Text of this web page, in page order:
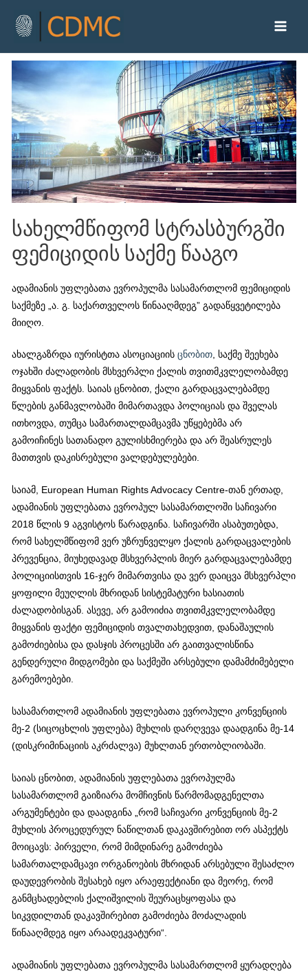
სახელმწიფომ სტრასბურგში
ფემიციდის საქმე წააგო
ადამიანის უფლებათა ევროპულმა სასამართლომ ფემიციდის
საქმეზე „ა. გ. საქართველოს წინააღმდეგ” გადაწყვეტილება
მიიღო.
ახალგაზრდა იურისტთა ასოციაციისცნობით, საქმე შეეხება
ოჯახში ძალადობის მსხვერპლი ქალის თვითმკვლელობამდე
მიყვანის ფაქტს. საიას ცნობით, ქალი გარდაცვალებამდე
წლების განმავლობაში მიმართავდა პოლიციას და შველას
ითხოვდა, თუმცა სამართალდამცავმა უწყებებმა არ
გამოიჩინეს სათანადო გულისხმიერება და არ შეასრულეს
მათთვის დაკისრებული ვალდებულებები.
საიამ, European Human Rights Advocacy Centre-თან ერთად,
ადამიანის უფლებათა ევროპულ სასამართლოში საჩივარი
2018 წლის 9 აგვისტოს წარადგინა. საჩივარში ასაბუთებდა,
რომ სახელმწიფომ ვერ უზრუნველყო ქალის გარდაცვალების
პრევენცია, მიუხედავად მსხვერპლის მიერ გარდაცვალებამდე
პოლიციისთვის 16-ჯერ მიმართვისა და ვერ დაიცვა მსხვერპლი
ყოფილი მეუღლის მხრიდან სისტემატური ხასიათის
ძალადობისგან. ასევე, არ გამოიძია თვითმკვლელობამდე
მიყვანის ფაქტი ფემიციდის თვალთახედვით, დანაშაულის
გამოძიებისა და დასჯის პროცესში არ გაითვალისწინა
გენდერული მიდგომები და საქმეში არსებული დამამძიმებელი
გარემოებები.
სასამართლომ ადამიანის უფლებათა ევროპული კონვენციის
მე-2 (სიცოცხლის უფლება) მუხლის დარღვევა დაადგინა მე-14
(დისკრიმინაციის აკრძალვა) მუხლთან ერთობლიობაში.
საიას ცნობით, ადამიანის უფლებათა ევროპულმა
სასამართლომ გაიზიარა მომჩივნის წარმომადგენელთა
არგუმენტები და დაადგინა „რომ საჩივარი კონვენციის მე-2
მუხლის პროცედურულ ნაწილთან დაკავშირებით ორ ასპექტს
მოიცავს: პირველი, რომ მიმდინარე გამოძიება
სამართალდამცავი ორგანოების მხრიდან არსებული შესაძლო
დაუდევრობის შესახებ იყო არაეფექტიანი და მეორე, რომ
განმცხადებლის ქალიშვილის შეურაცხყოფასა და
სიკვდილთან დაკავშირებით გამოძიება მოძალადის
წინააღმდეგ იყო არაადეკვატური“.
ადამიანის უფლებათა ევროპულმა სასამართლომ ყურადღება